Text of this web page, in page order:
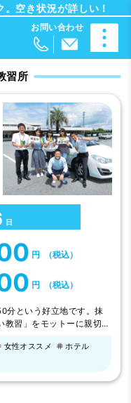
空き状況が詳しい！
習所
日
円 （税込）
円 （税込）
分という好立地です。抹
教習」をモットーに親切な
9:30～14:00は除く）。
の広大なコースで受けら
女性オススメ
ホテル